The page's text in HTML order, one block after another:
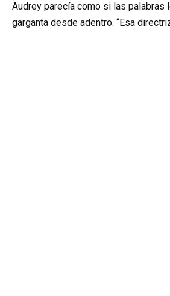
Audrey parecía como si las palabras
garganta desde adentro. “Esa